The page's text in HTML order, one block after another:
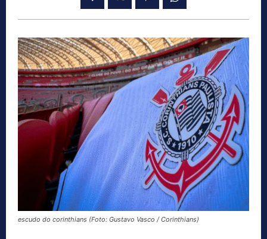
escudo do corinthians (Foto: Gustavo Vasco / Corinthians)